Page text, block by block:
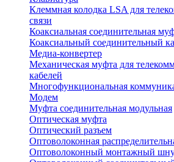
Клеммная колодка LSA для
связи
Коаксиальная соединительная
Коаксиальный соединительный
Медиа-конвертер
Механическая муфта для
кабелей
Многофункциональная
Модем
Муфта соединительная модульная
Оптическая муфта
Оптический разъем
Оптоволоконная
Оптоволоконный монтажный